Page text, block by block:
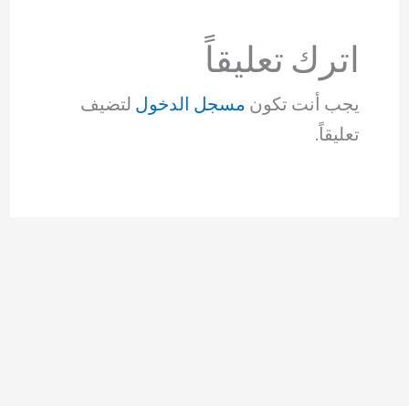
اترك تعليقاً
يجب أنت تكون مسجل الدخول لتضيف
تعليقاً.